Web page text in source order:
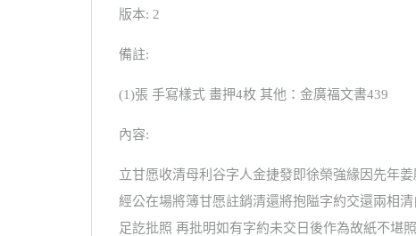
版本: 2
備註:
(1)張 手寫樣式 畫押4枚 其他：金廣福文書439
內容:
立甘愿收清母利谷字人金捷發即徐榮強緣因先年
經公在場將簿甘愿註銷清還將抱隘字約交還兩相
足訖批照 再批明如有字約未交日後作為故紙不堪